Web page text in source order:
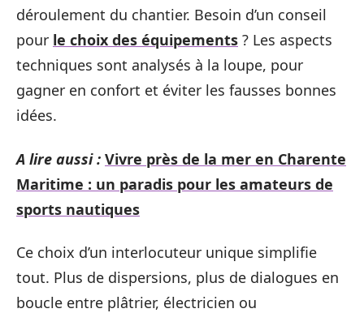
déroulement du chantier. Besoin d’un conseil
pour le choix des équipements ? Les aspects
techniques sont analysés à la loupe, pour
gagner en confort et éviter les fausses bonnes
idées.
A lire aussi : Vivre près de la mer en Charente
Maritime : un paradis pour les amateurs de
sports nautiques
Ce choix d’un interlocuteur unique simplifie
tout. Plus de dispersions, plus de dialogues en
boucle entre plâtrier, électricien ou